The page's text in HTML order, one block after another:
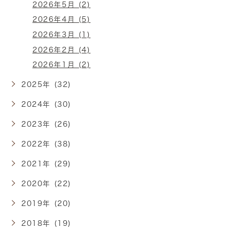
2026年5月 (2)
2026年4月 (5)
2026年3月 (1)
2026年2月 (4)
2026年1月 (2)
2025年 (32)
2024年 (30)
2023年 (26)
2022年 (38)
2021年 (29)
2020年 (22)
2019年 (20)
2018年 (19)